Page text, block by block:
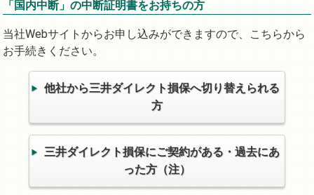
「国内中断」の中断証明書をお持ちの方
当社Webサイトからお申し込みができますので、こちらから
お手続きください。
他社から三井ダイレクト損保へ切り替えられる
方
三井ダイレクト損保にご契約がある・過去にあ
った方（注）